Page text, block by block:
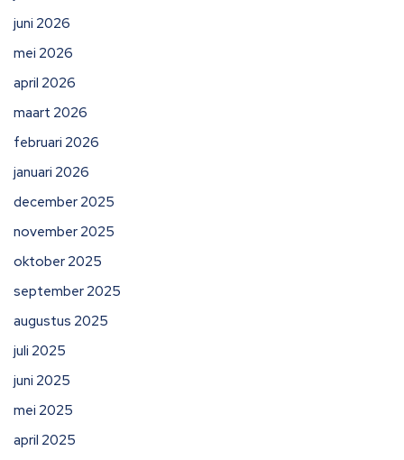
juni 2026
mei 2026
april 2026
maart 2026
februari 2026
januari 2026
december 2025
november 2025
oktober 2025
september 2025
augustus 2025
juli 2025
juni 2025
mei 2025
april 2025